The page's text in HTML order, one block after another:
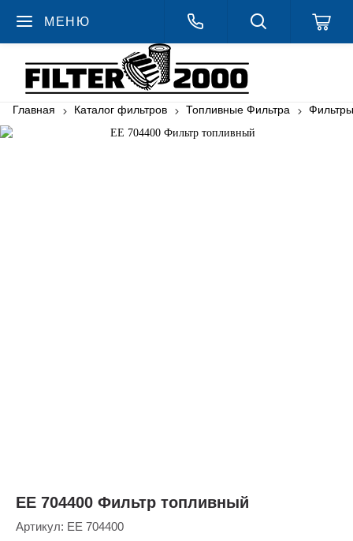
МЕНЮ
Главная Каталог фильтров Топливные Фильтра
ЕЕ 704400 Фильтр топливный
Артикул: ЕЕ 704400